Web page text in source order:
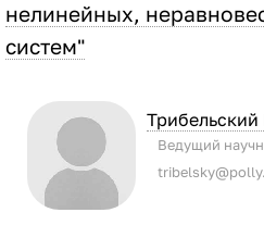
нелинейных,
систем"